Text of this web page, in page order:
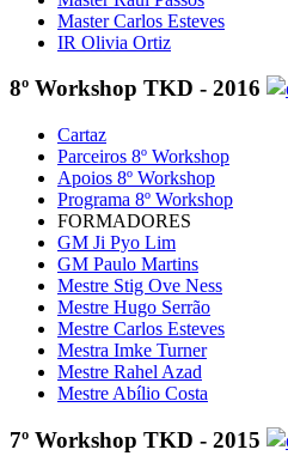
Master Carlos Esteves
IR Olivia Ortiz
8º Workshop TKD - 2016
Cartaz
Parceiros 8º Workshop
Apoios 8º Workshop
Programa 8º Workshop
FORMADORES
GM Ji Pyo Lim
GM Paulo Martins
Mestre Stig Ove Ness
Mestre Hugo Serrão
Mestre Carlos Esteves
Mestra Imke Turner
Mestre Rahel Azad
Mestre Abílio Costa
7º Workshop TKD - 2015